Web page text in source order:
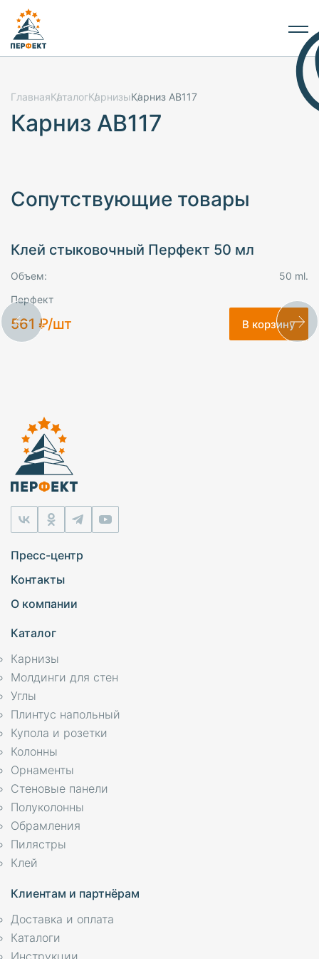
ГлавнаяКаталогКарнизыКарниз AB117
Карниз AB117
Сопутствующие товары
Клей стыковочный Перфект 50 мл
Объем:
50 ml.
Перфект
561 ₽/шт В корзину
Пресс-центр
Контакты
О компании
Каталог
Карнизы
Молдинги для стен
Углы
Плинтус напольный
Купола и розетки
Колонны
Орнаменты
Стеновые панели
Полуколонны
Обрамления
Пилястры
Клей
Клиентам и партнёрам
Доставка и оплата
Каталоги
Инструкции